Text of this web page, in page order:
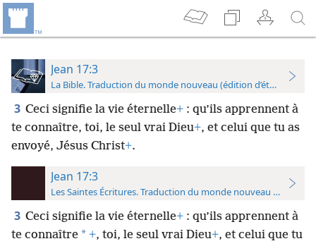
Jean 17:3
La Bible. Traduction du monde nouveau (édition d’étude)
3 Ceci signifie la vie éternelle+ : qu’ils apprennent à
te connaître, toi, le seul vrai Dieu+, et celui que tu as
envoyé, Jésus Christ+.
Jean 17:3
Les Saintes Écritures. Traduction du monde nouveau (avec
3 Ceci signifie la vie éternelle+ : qu’ils apprennent à
te connaître * +, toi, le seul vrai Dieu+, et celui que tu